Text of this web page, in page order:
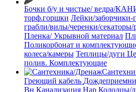
Бочки б/у и чистые/ ведра/
торф.горшки Лейки/заборчики-
грабли/вилы/черенки/секаторы/
Пленка/ Укрывной материал
Поликорбонат и
колеса/камеры Теплицы/дуги
полив. Комплектующие
Греющий кабель
Вн Канализация Нар Колодцы/